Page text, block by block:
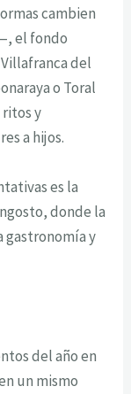
cambien
el fondo
del
o Toral
ritos y
a hijos.
es la
donde la
gastronomía y
del año en
un mismo